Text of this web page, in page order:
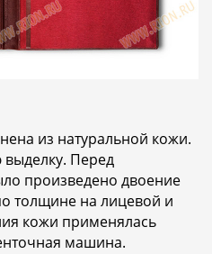
из натуральной кожи.
Перед
произведено двоение
толщине на лицевой и
кожи применялась
машина.